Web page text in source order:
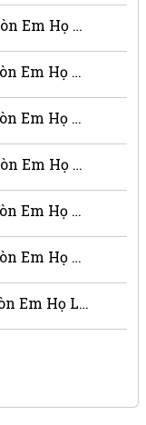
Chương 7 - Tôi Là Con Gái Ruột Còn Em Họ Là Người Ngoài
Chương 6 - Tôi Là Con Gái Ruột Còn Em Họ Là Người Ngoài
Chương 5 - Tôi Là Con Gái Ruột Còn Em Họ Là Người Ngoài
Chương 4 - Tôi Là Con Gái Ruột Còn Em Họ Là Người Ngoài
Chương 3 - Tôi Là Con Gái Ruột Còn Em Họ Là Người Ngoài
Chương 2 - Tôi Là Con Gái Ruột Còn Em Họ Là Người Ngoài
Chương 1 - Tôi Là Con Gái Ruột Còn Em Họ Là Người Ngoài